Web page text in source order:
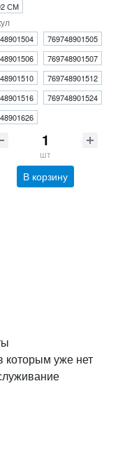
СМ
769748901505
769748901507
769748901512
769748901524
шт
В корзину
которым уже нет